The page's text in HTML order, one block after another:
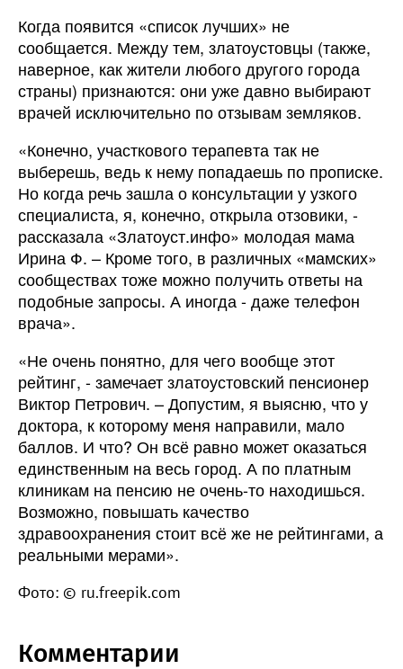
Когда появится «список лучших» не
сообщается. Между тем, златоустовцы (также,
наверное, как жители любого другого города
страны) признаются: они уже давно выбирают
врачей исключительно по отзывам земляков.
«Конечно, участкового терапевта так не
выберешь, ведь к нему попадаешь по прописке.
Но когда речь зашла о консультации у узкого
специалиста, я, конечно, открыла отзовики, -
рассказала «Златоуст.инфо» молодая мама
Ирина Ф. – Кроме того, в различных «мамских»
сообществах тоже можно получить ответы на
подобные запросы. А иногда - даже телефон
врача».
«Не очень понятно, для чего вообще этот
рейтинг, - замечает златоустовский пенсионер
Виктор Петрович. – Допустим, я выясню, что у
доктора, к которому меня направили, мало
баллов. И что? Он всё равно может оказаться
единственным на весь город. А по платным
клиникам на пенсию не очень-то находишься.
Возможно, повышать качество
здравоохранения стоит всё же не рейтингами, а
реальными мерами».
Фото: © ru.freepik.com
Комментарии